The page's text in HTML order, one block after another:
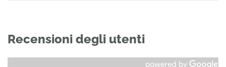
Recensioni degli utenti